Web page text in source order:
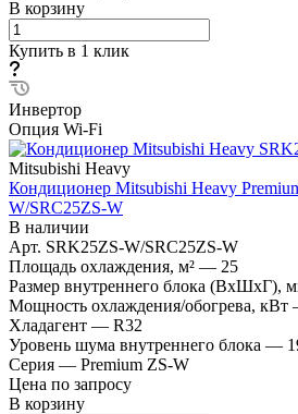
В корзину
Купить в 1 клик
Инвертор
Опция Wi-Fi
Mitsubishi Heavy
Кондиционер Mitsubishi Heavy
W/SRC25ZS-W
В наличии
Арт. SRK25ZS-W/SRC25ZS-W
Площадь охлаждения, м² — 25
Размер внутреннего блока (ВхШхГ),
Мощность охлаждения/обогрева, кВт
Хладагент — R32
Уровень шума внутреннего блока —
Серия — Premium ZS-W
Цена по запросу
В корзину